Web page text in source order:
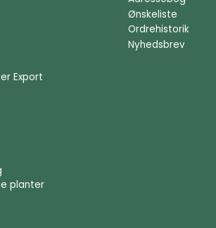
Export
planter
Ønskeliste
Ordrehistorik
Nyhedsbrev